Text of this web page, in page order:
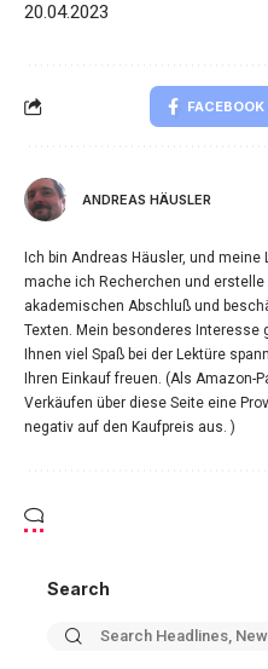
20.04.2023
FACEBOOK
ANDREAS HÄUSLER
Ich bin Andreas Häusler, und
mache ich Recherchen und erstelle
akademischen Abschluß und
Texten. Mein besonderes
Ihnen viel Spaß bei der Lektüre
Ihren Einkauf freuen. (Als Amazon-
Verkäufen über diese Seite eine
negativ auf den Kaufpreis aus. )
Search